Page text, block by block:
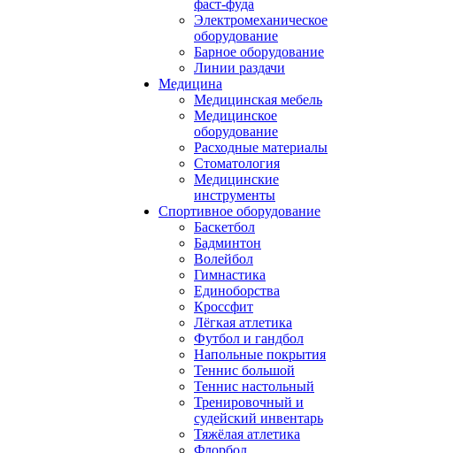
фаст-фуда
Электромеханическое
оборудование
Барное оборудование
Линии раздачи
Медицина
Медицинская мебель
Медицинское
оборудование
Расходные материалы
Стоматология
Медицинские
инструменты
Спортивное оборудование
Баскетбол
Бадминтон
Волейбол
Гимнастика
Единоборства
Кроссфит
Лёгкая атлетика
Футбол и гандбол
Напольные покрытия
Теннис большой
Теннис настольный
Тренировочный и
судейский инвентарь
Тяжёлая атлетика
Флорбол